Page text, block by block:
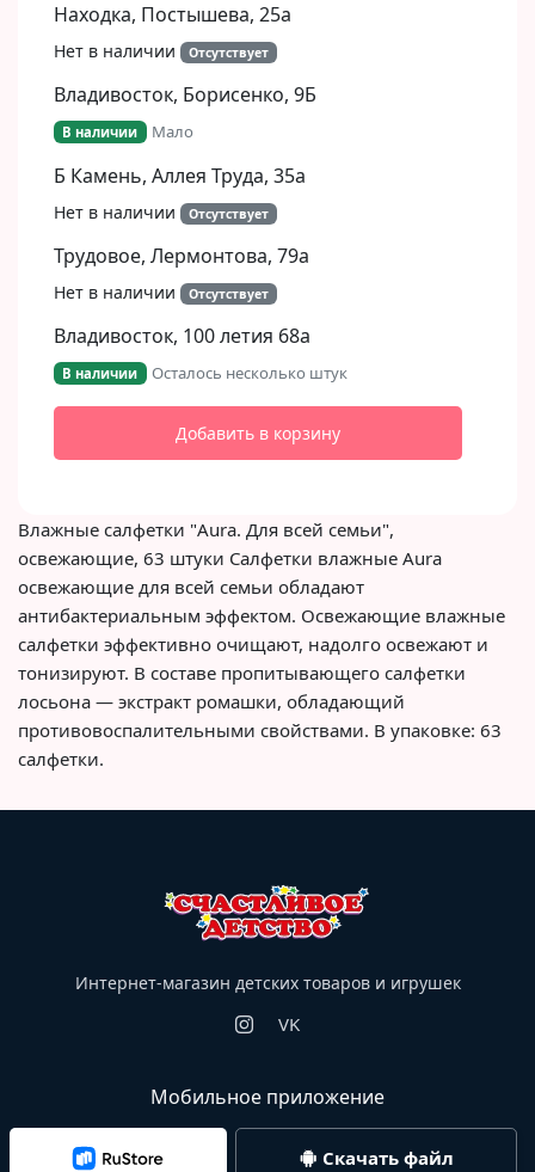
Находка, Постышева, 25а
Нет в наличии Отсутствует
Владивосток, Борисенко, 9Б​
В наличии Мало
Б Камень, Аллея Труда, 35а
Нет в наличии Отсутствует
Трудовое, Лермонтова, 79а
Нет в наличии Отсутствует
Владивосток, 100 летия 68а
В наличии Осталось несколько штук
Добавить в корзину
Влажные салфетки "Aura. Для всей семьи",
освежающие, 63 штуки Салфетки влажные Aura
освежающие для всей семьи обладают
антибактериальным эффектом. Освежающие влажные
салфетки эффективно очищают, надолго освежают и
тонизируют. В составе пропитывающего салфетки
лосьона — экстракт ромашки, обладающий
противовоспалительными свойствами. В упаковке: 63
салфетки.
Интернет-магазин детских товаров и игрушек
VK
Мобильное приложение
Скачать файл